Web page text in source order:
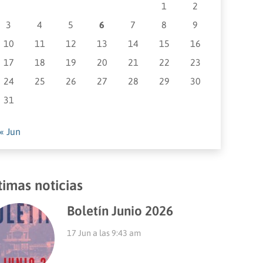
1
2
3
4 5 6 7 8
9
10
11 12 13 14 15
16
17
18 19 20 21 22
23
24
25 26 27 28 29
30
31
« Jun
noticias
Boletín Junio 2026
17 Jun a las 9:43 am